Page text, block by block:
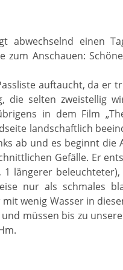
abwechselnd einen
Anschauen:
auftaucht, da er
selten zweistellig
in dem Film
landschaftlich
ab und es beginnt die
Gefälle. Er
längerer
nur als schmales
wenig Wasser in
müssen bis zu